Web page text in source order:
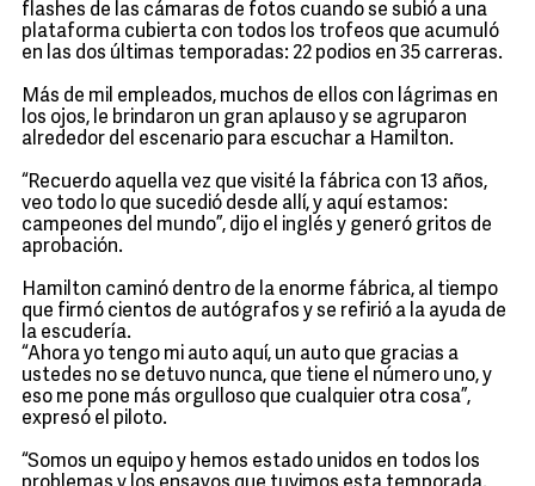
flashes de las cámaras de fotos cuando se subió a una
plataforma cubierta con todos los trofeos que acumuló
en las dos últimas temporadas: 22 podios en 35 carreras.
Más de mil empleados, muchos de ellos con lágrimas en
los ojos, le brindaron un gran aplauso y se agruparon
alrededor del escenario para escuchar a Hamilton.
“Recuerdo aquella vez que visité la fábrica con 13 años,
veo todo lo que sucedió desde allí, y aquí estamos:
campeones del mundo”, dijo el inglés y generó gritos de
aprobación.
Hamilton caminó dentro de la enorme fábrica, al tiempo
que firmó cientos de autógrafos y se refirió a la ayuda de
la escudería.
“Ahora yo tengo mi auto aquí, un auto que gracias a
ustedes no se detuvo nunca, que tiene el número uno, y
eso me pone más orgulloso que cualquier otra cosa”,
expresó el piloto.
“Somos un equipo y hemos estado unidos en todos los